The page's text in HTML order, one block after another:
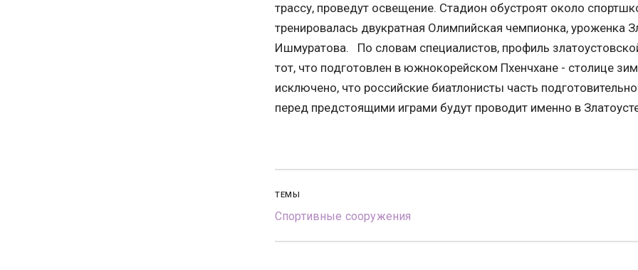
трассу, проведут освещение. Стадион обустроят около
тренировалась двукратная Олимпийская чемпионка, уроженка
Ишмуратова. По словам специалистов, профиль
тот, что подготовлен в южнокорейском Пхенчхане - столице
исключено, что российские биатлонисты часть
перед предстоящими играми будут проводит именно в
ТЕМЫ
Спортивные сооружения